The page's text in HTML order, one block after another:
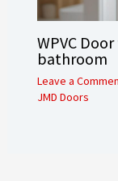
WPVC
bathroom
Leave a
JMD Doors